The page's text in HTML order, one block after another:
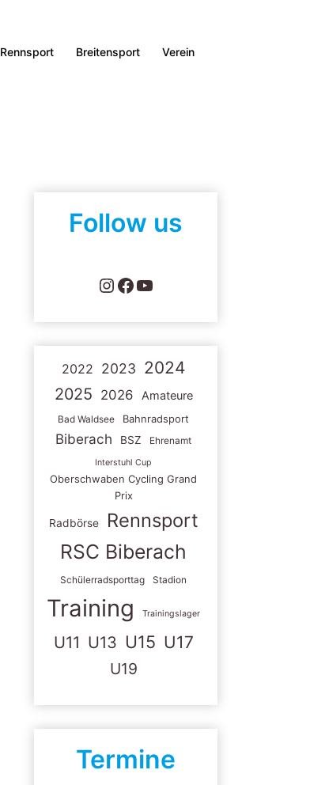
Rennsport Breitensport Verein
Follow us
Instagram
Facebook
YouTube
2022 2023 2024
2025 2026 Amateure
Bad Waldsee Bahnradsport
Biberach BSZ Ehrenamt
Interstuhl Cup
Oberschwaben Cycling Grand
Prix
Radbörse Rennsport
RSC Biberach
Schülerradsporttag Stadion
Training Trainingslager
U11 U13 U15 U17
U19
Termine